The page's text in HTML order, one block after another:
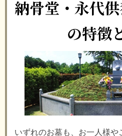
納骨堂・永代
の特徴
いずれのお墓も、お一人様